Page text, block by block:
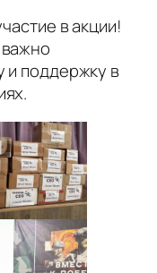
в акции!
и поддержку в